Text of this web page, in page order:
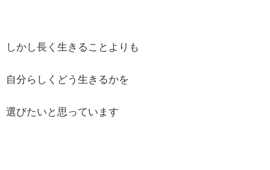
しかし長く生きることよりも
自分らしくどう生きるかを
選びたいと思っています